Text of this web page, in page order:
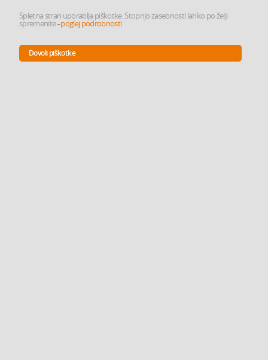
Spletna stran uporablja piškotke. Stopnjo zasebnosti lahko po želji
spremenite-poglej podrobnosti
Dovoli piškotke